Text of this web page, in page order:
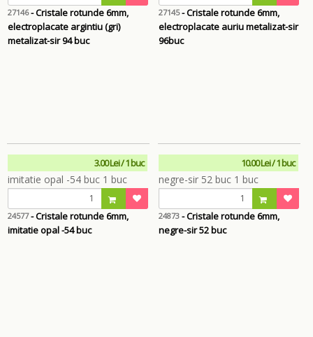
27146- Cristale rotunde 6mm,
electroplacate argintiu (gri)
metalizat-sir 94 buc
27145- Cristale rotunde 6mm,
electroplacate auriu metalizat-sir
96buc
3.00 Lei / 1 buc
24577- Cristale rotunde 6mm,
imitatie opal -54 buc
10.00 Lei / 1 buc
24873- Cristale rotunde 6mm,
negre-sir 52 buc